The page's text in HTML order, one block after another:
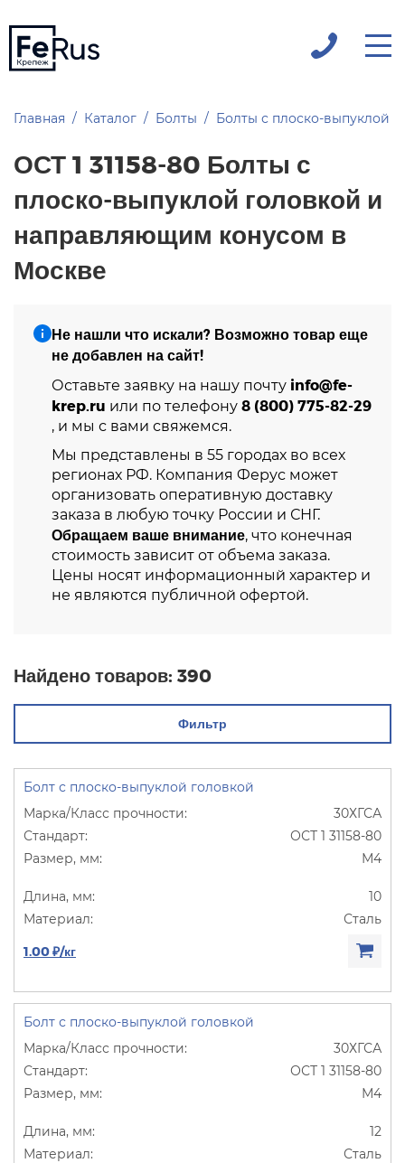
Главная Каталог Болты Болты с плоско-выпуклой
ОСТ 1 31158-80 Болты с
плоско-выпуклой головкой и
направляющим конусом в
Москве
Не нашли что искали? Возможно товар еще
не добавлен на сайт!
Оставьте заявку на нашу почту info@fe-
krep.ru или по телефону 8 (800) 775-82-29
, и мы с вами свяжемся.
Мы представлены в 55 городах во всех
регионах РФ. Компания Ферус может
организовать оперативную доставку
заказа в любую точку России и СНГ.
Обращаем ваше внимание, что конечная
стоимость зависит от объема заказа.
Цены носят информационный характер и
не являются публичной офертой.
Найдено товаров: 390
Фильтр
Болт с плоско-выпуклой головкой
30ХГСА
ОСТ 1 31158-80
М4
10
Сталь
1.00 ₽/кг
Болт с плоско-выпуклой головкой
30ХГСА
ОСТ 1 31158-80
М4
12
Сталь